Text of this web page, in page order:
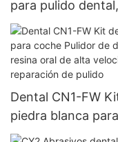
para pulido
y pulido.
Dental CN1-FW
piedra blanca
porcelana dental